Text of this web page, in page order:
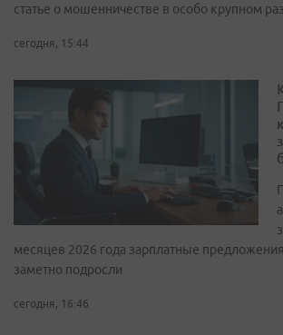
статье о мошенничестве в особо крупном
сегодня, 15:44
месяцев 2026 года зарплатные
заметно подросли
сегодня, 16:46